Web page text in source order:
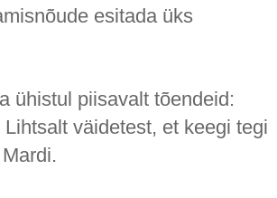
esitada üks
ühistul piisavalt tõendeid:
väidetest, et keegi tegi